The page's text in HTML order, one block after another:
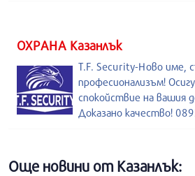
ОХРАНА Казанлък
T.F. Security-Ново име,
професионализъм!
спокойствие на вашия
Доказано качество!
Още новини от Казанлък: